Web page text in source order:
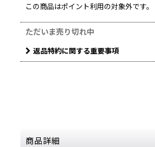
この商品はポイント利用の対象外です。
ただいま売り切れ中
返品特約に関する重要事項
商品詳細